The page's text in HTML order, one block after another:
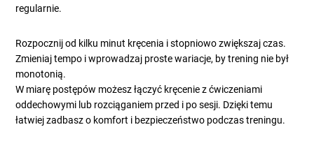
regularnie.
Rozpocznij od kilku minut kręcenia i stopniowo zwiększaj czas.
Zmieniaj tempo i wprowadzaj proste wariacje, by trening nie był
monotonią.
W miarę postępów możesz łączyć kręcenie z ćwiczeniami
oddechowymi lub rozciąganiem przed i po sesji. Dzięki temu
łatwiej zadbasz o komfort i bezpieczeństwo podczas treningu.